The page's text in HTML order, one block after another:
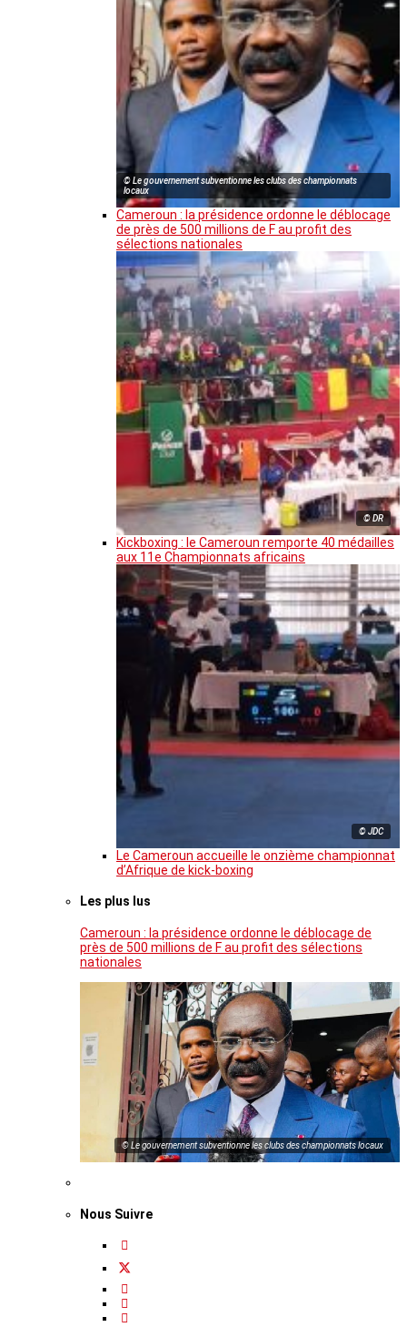
© Le gouvernement subventionne les clubs des championnats
locaux
Cameroun : la présidence ordonne le déblocage
de près de 500 millions de F au profit des
sélections nationales
© DR
Kickboxing : le Cameroun remporte 40 médailles
aux 11e Championnats africains
© JDC
Le Cameroun accueille le onzième championnat
d’Afrique de kick-boxing
Les plus lus
Cameroun : la présidence ordonne le déblocage de
près de 500 millions de F au profit des sélections
nationales
© Le gouvernement subventionne les clubs des championnats locaux
Nous Suivre